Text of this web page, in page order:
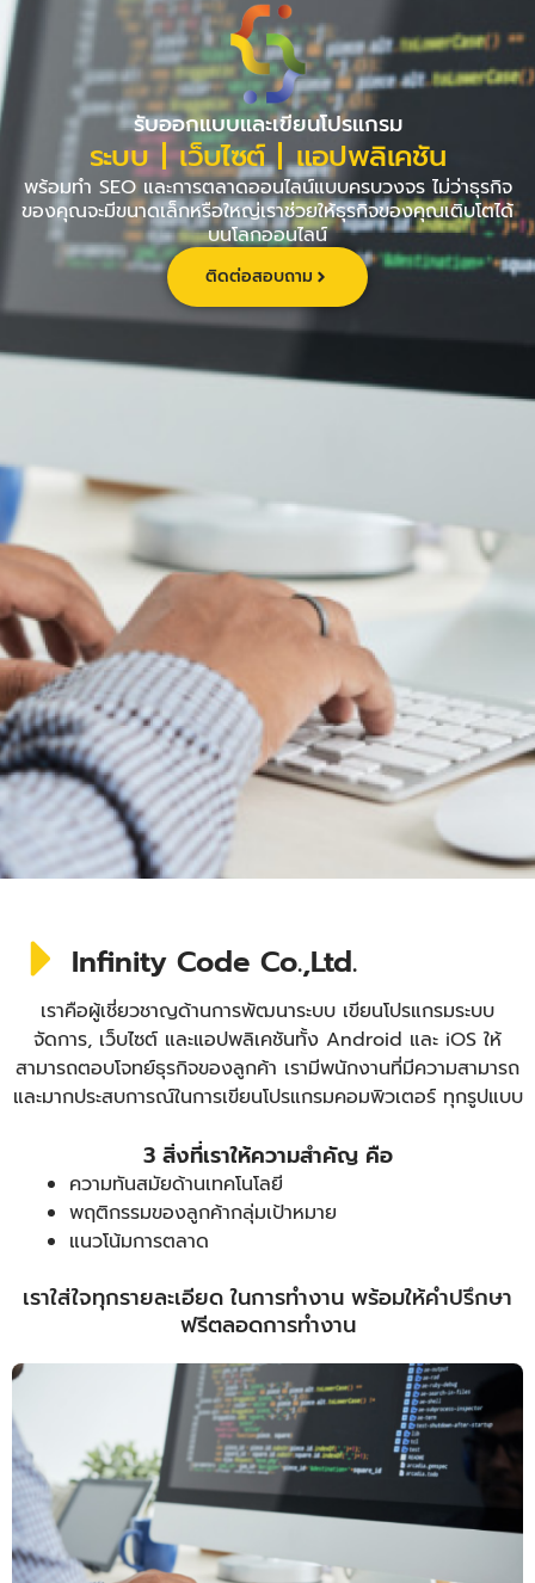
Skip
to
content
รับออกแบบและเขียนโปรแกรม
ระบบ | เว็บไซต์ | แอปพลิเคชัน
พร้อมทำ SEO และการตลาดออนไลน์แบบครบวงจร ไม่ว่าธุรกิจ
ของคุณจะมีขนาดเล็กหรือใหญ่เราช่วยให้ธุรกิจของคุณเติบโตได้
บนโลกออนไลน์
ติดต่อสอบถาม
Infinity Code Co.,Ltd.
เราคือผู้เชี่ยวชาญด้านการพัฒนาระบบ เขียนโปรแกรมระบบ
จัดการ, เว็บไซต์ และแอปพลิเคชันทั้ง Android และ iOS ให้
สามารถตอบโจทย์ธุรกิจของลูกค้า เรามีพนักงานที่มีความสามารถ
และมากประสบการณ์ในการเขียนโปรแกรมคอมพิวเตอร์ ทุกรูปแบบ
3 สิ่งที่เราให้ความสำคัญ คือ
ความทันสมัยด้านเทคโนโลยี
พฤติกรรมของลูกค้ากลุ่มเป้าหมาย
แนวโน้มการตลาด
เราใส่ใจทุกรายละเอียด ในการทำงาน พร้อมให้คำปรึกษา
ฟรีตลอดการทำงาน